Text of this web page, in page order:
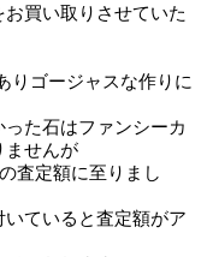
買い取りさせていた
りゴージャスな作りに
た石はファンシーカ
ませんが
査定額に至りまし
ていると査定額がア